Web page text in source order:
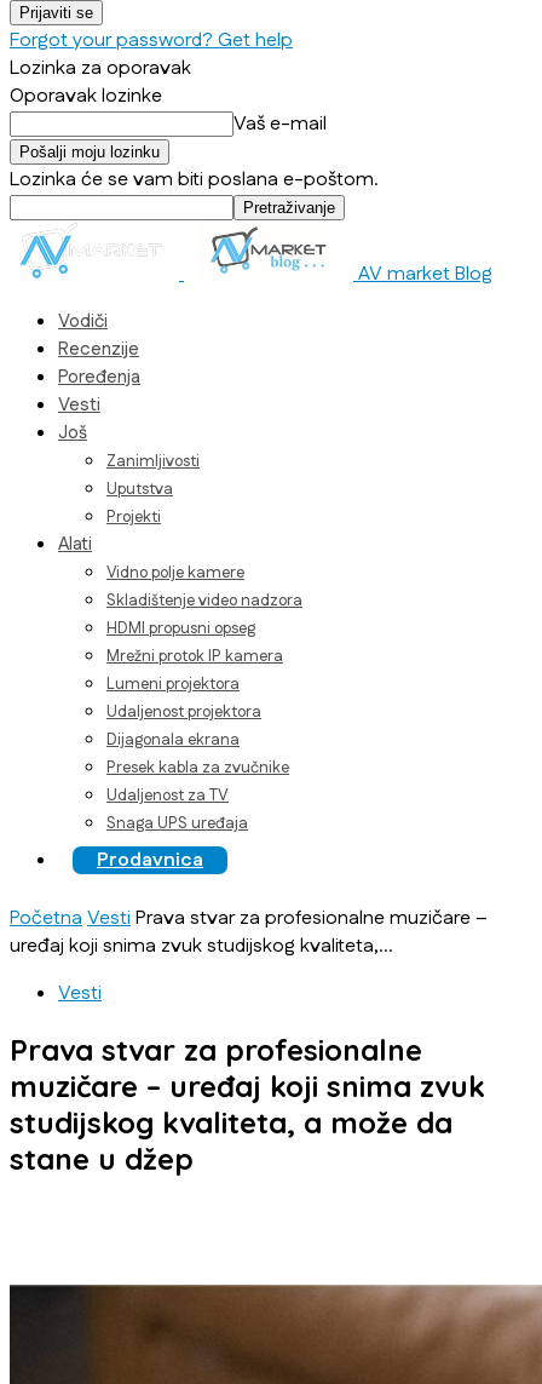
Forgot your password? Get help
Lozinka za oporavak
Oporavak lozinke
Vaš e-mail
Lozinka će se vam biti poslana e-poštom.
AV market Blog
Vodiči
Recenzije
Poređenja
Vesti
Još
Zanimljivosti
Uputstva
Projekti
Alati
Vidno polje kamere
Skladištenje video nadzora
HDMI propusni opseg
Mrežni protok IP kamera
Lumeni projektora
Udaljenost projektora
Dijagonala ekrana
Presek kabla za zvučnike
Udaljenost za TV
Snaga UPS uređaja
Prodavnica
PočetnaVestiPrava stvar za profesionalne muzičare –
uređaj koji snima zvuk studijskog kvaliteta,...
Vesti
Prava stvar za profesionalne
muzičare – uređaj koji snima zvuk
studijskog kvaliteta, a može da
stane u džep